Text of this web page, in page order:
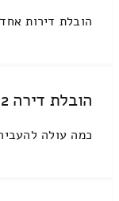
הובלת דירות
הובלת דירה 2 חדרים כפר גלים
כמה עולה להעביר דירה 2 חדרים